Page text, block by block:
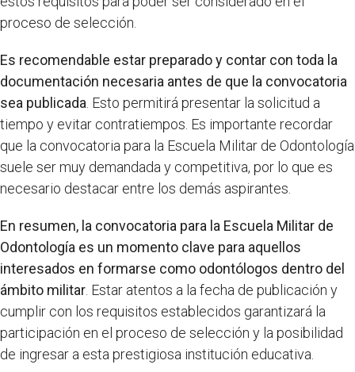
proceso de selección.
Es recomendable estar preparado y contar con toda la
documentación necesaria antes de que la convocatoria
sea publicada . Esto permitirá presentar la solicitud a
tiempo y evitar contratiempos. Es importante recordar
que la convocatoria para la Escuela Militar de Odontología
suele ser muy demandada y competitiva, por lo que es
necesario destacar entre los demás aspirantes.
En resumen, la convocatoria para la Escuela Militar de
Odontología es un momento clave para aquellos
interesados en formarse como odontólogos dentro del
ámbito militar . Estar atentos a la fecha de publicación y
cumplir con los requisitos establecidos garantizará la
participación en el proceso de selección y la posibilidad
de ingresar a esta prestigiosa institución educativa.